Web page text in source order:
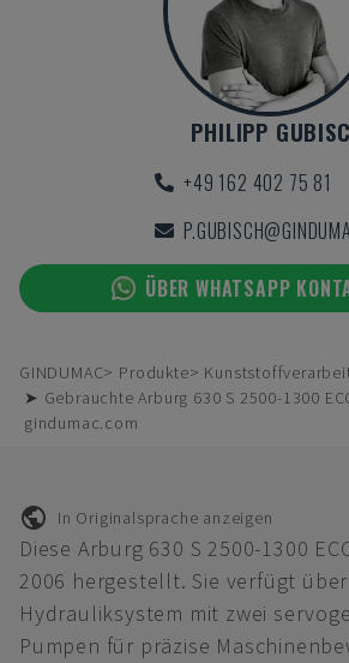
PHILIPP
+49 162 402 75 81
ÜBER WHATSAPP
GINDUMAC Produkte
➤ Gebrauchte Arburg 630 S 2500-1300
gindumac.com
In Originalsprache anzeigen
Diese Arburg 630 S 2500-1300
2006 hergestellt. Sie verfügt
Hydrauliksystem mit zwei
Pumpen für präzise